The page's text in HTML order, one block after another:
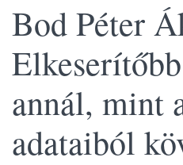
Bod Péter
annál, mint
adataiból